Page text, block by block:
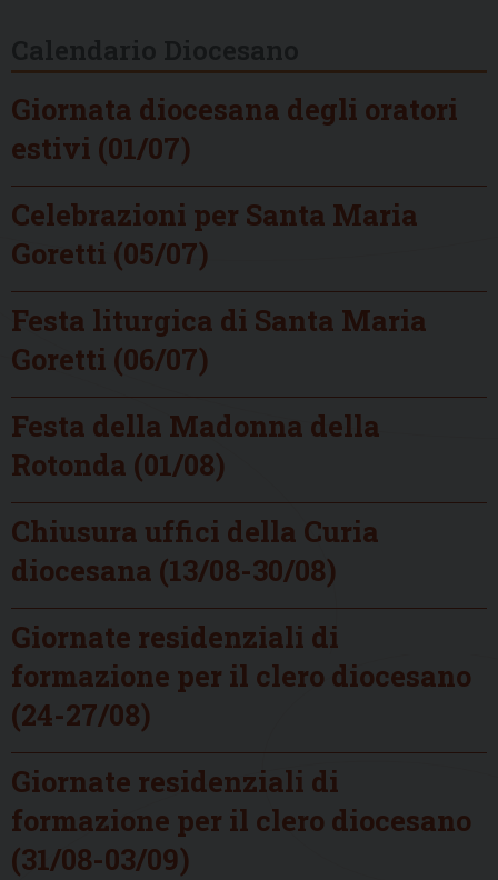
Giornata diocesana degli oratori
estivi (01/07)
Celebrazioni per Santa Maria
Goretti (05/07)
Festa liturgica di Santa Maria
Goretti (06/07)
Festa della Madonna della
Rotonda (01/08)
Chiusura uffici della Curia
diocesana (13/08-30/08)
Giornate residenziali di
formazione per il clero diocesano
(24-27/08)
Giornate residenziali di
formazione per il clero diocesano
(31/08-03/09)